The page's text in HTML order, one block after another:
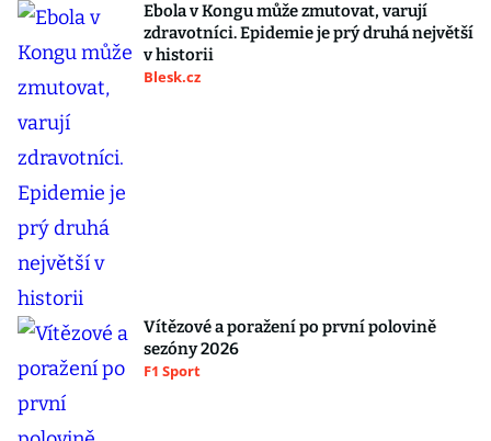
Ebola v Kongu může zmutovat, varují
zdravotníci. Epidemie je prý druhá největší
v historii
Blesk.cz
Vítězové a poražení po první polovině
sezóny 2026
F1 Sport